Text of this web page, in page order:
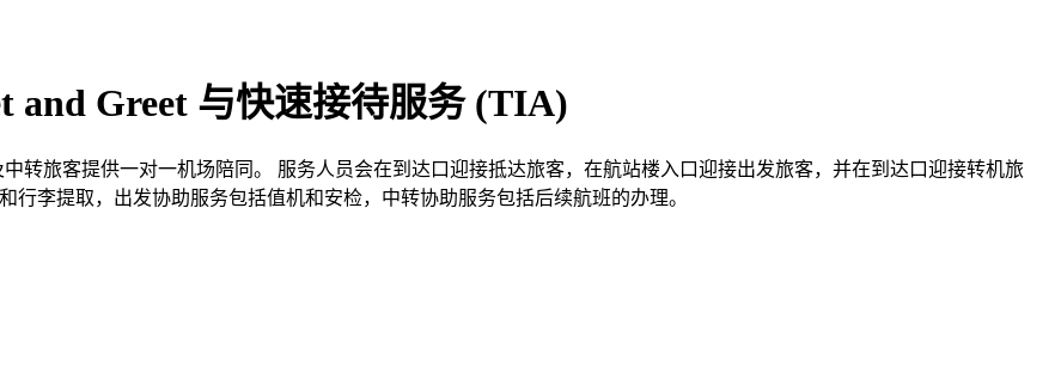
and Greet 与快速接待服务 (TIA)
转旅客提供一对一机场陪同。 服务人员会在到达口迎接抵达旅客，在航站楼入口迎接出发旅客，并在到达口迎接转机旅
李提取，出发协助服务包括值机和安检，中转协助服务包括后续航班的办理。